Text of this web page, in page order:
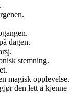
dagen.
stemning.
magisk opplevelse.
den lett å kjenne